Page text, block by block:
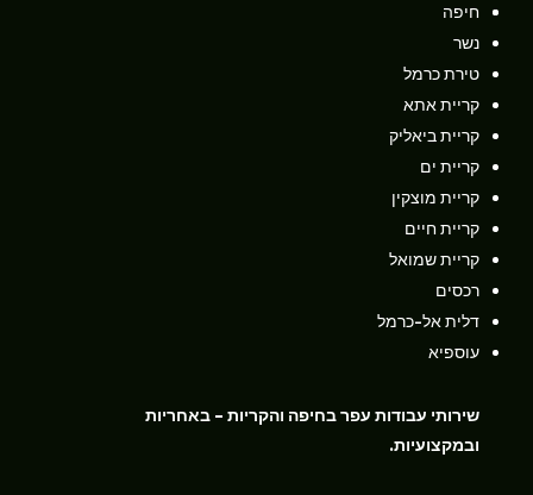
חיפה
נשר
טירת כרמל
קריית אתא
קריית ביאליק
קריית ים
קריית מוצקין
קריית חיים
קריית שמואל
רכסים
דלית אל-כרמל
עוספיא
שירותי עבודות עפר בחיפה והקריות – באחריות
ובמקצועיות.